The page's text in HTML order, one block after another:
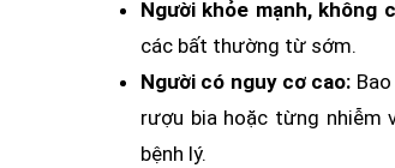
Người khỏe mạnh, không
các bất thường từ sớm.
Người có nguy cơ cao:
rượu bia hoặc từng nhiễm
bệnh lý.